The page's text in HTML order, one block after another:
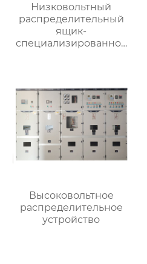
Низковольтный
распределительный
ящик-
специализированное
Высоковольтное
распределительное
устройство